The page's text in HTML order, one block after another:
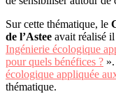
Sur cette thématique, le
de l’Astee avait réalisé
Ingénierie écologique
pour quels bénéfices ?
écologique appliquée
thématique.